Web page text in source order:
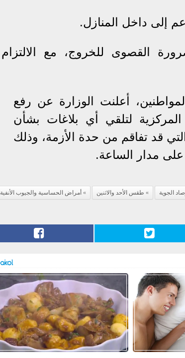
إلى داخل المنازل.
القصوى للخروج، مع الالتزام
أعلنت الوزارة عن رفع
لتلقي أي بلاغات بشأن
قد تفاقم من حدة الأزمة، وذلك
الجوية طقس الأحد والاثنين أمراض الحساسية والجيوب الأنفية